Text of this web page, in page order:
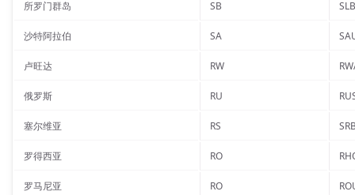
所罗门群岛 SB SLB
沙特阿拉伯 SA
卢旺达 RW
俄罗斯 RU
塞尔维亚 RS
罗得西亚 RO
罗马尼亚 RO